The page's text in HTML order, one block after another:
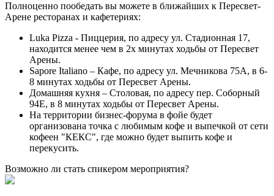
Полноценно пообедать вы можете в ближайших к Пересвет-
Арене ресторанах и кафетериях:
Luka Pizza - Пиццерия, по адресу ул. Стадионная 17,
находится менее чем в 2х минутах ходьбы от Пересвет
Арены.
Sapore Italiano – Кафе, по адресу ул. Мечникова 75А, в 6-
8 минутах ходьбы от Пересвет Арены.
Домашняя кухня – Столовая, по адресу пер. Соборный
94Е, в 8 минутах ходьбы от Пересвет Арены.
На территории бизнес-форума в фойе будет
организована точка с любимым кофе и выпечкой от сети
кофеен "КЕКС", где можно будет выпить кофе и
перекусить.
Возможно ли стать спикером мероприятия?